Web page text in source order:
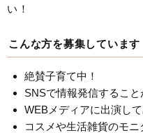
い！
こんな方を募集しています
絶賛子育て中！
SNSで情報発信すること
WEBメディアに出演し
コスメや生活雑貨のモ